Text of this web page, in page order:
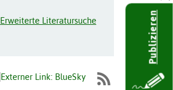
Erweiterte Literatursuche Publizieren